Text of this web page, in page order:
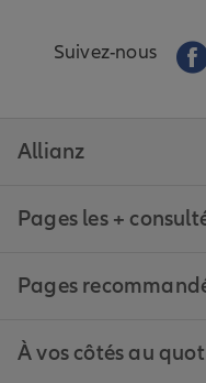
Suivez-nous
Allianz
Pages les +
Pages
À vos côtés au